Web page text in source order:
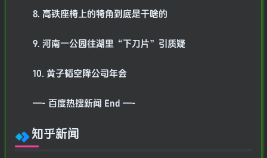
8. 高铁座椅上的犄角到底是干啥的
9. 河南一公园往湖里“下刀片”引质疑
10. 黄子韬空降公司年会
—- 百度热搜新闻 End —-
知乎新闻